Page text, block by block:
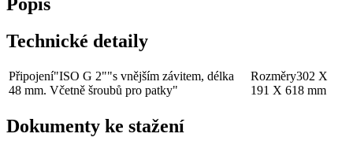
Technické detaily
Připojení"ISO G 2""s vnějším závitem, délka
48 mm. Včetně šroubů pro patky"
Rozměry302 X
191 X 618 mm
Dokumenty ke stažení